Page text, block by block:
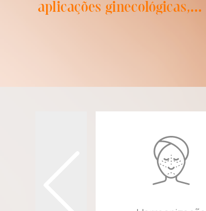
aplicações ginecológicas,...